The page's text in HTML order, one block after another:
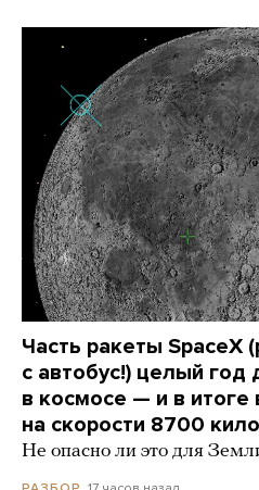
Часть ракеты SpaceX
с автобус!) целый год
в космосе — и в итоге
на скорости 8700
Не опасно ли это для